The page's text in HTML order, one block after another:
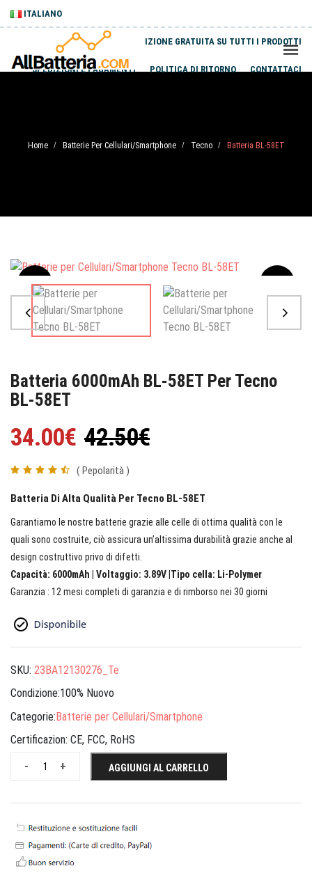
ITALIANO
SPEDIZIONE GRATUITA SU TUTTI I PRODOTTI
SPEDIZIONI E PAGAMENTI POLITICA DI RITORNO CONTATTACI
Home / Batterie Per Cellulari/Smartphone / Tecno / Batteria BL-58ET
Sale
Batteria 6000mAh BL-58ET Per Tecno
BL-58ET
34.00€ 42.50€
( Pepolarità )
Batteria Di Alta Qualità Per Tecno BL-58ET
Garantiamo le nostre batterie grazie alle celle di ottima qualità con le
quali sono costruite, ciò assicura un’altissima durabilità grazie anche al
design costruttivo privo di difetti.
Capacità: 6000mAh | Voltaggio: 3.89V |Tipo cella: Li-Polymer
Garanzia : 12 mesi completi di garanzia e di rimborso nei 30 giorni
SKU: 23BA12130276_Te
Condizione:100% Nuovo
Categorie:Batterie per Cellulari/Smartphone
Certificazion: CE, FCC, RoHS
+
- AGGIUNGI AL CARRELLO